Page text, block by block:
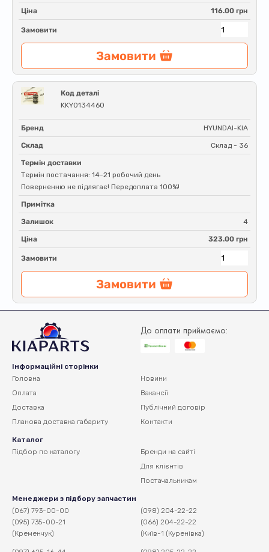
Ціна 116.00 грн
Замовити
Замовити
Код деталі
KKY0134460
Бренд HYUNDAI-KIA
Склад Склад - 36
Термін доставки
Термін постачання: 14-21 робочий день
Поверненню не підлягає! Передоплата 100%!
Примітка
Залишок 4
Ціна 323.00 грн
Замовити
Замовити
До оплати приймаємо:
Інформаційні сторінки
Головна
Оплата
Доставка
Планова доставка габариту
Новини
Вакансії
Публічний договір
Контакти
Каталог
Підбор по каталогу
Бренди на сайті
Для клієнтів
Постачальникам
Менеджери з підбору запчастин
(067) 793-00-00
(095) 735-00-21
(Кременчук)
(098) 204-22-22
(066) 204-22-22
(Київ-1 (Куренівка)